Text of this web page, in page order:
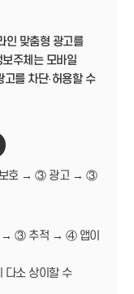
인 맞춤형 광고를
주체는 모바일
를 차단·허용할 수
보호 → ③ 광고 → ③
→ ③ 추적 → ④ 앱이
다소 상이할 수